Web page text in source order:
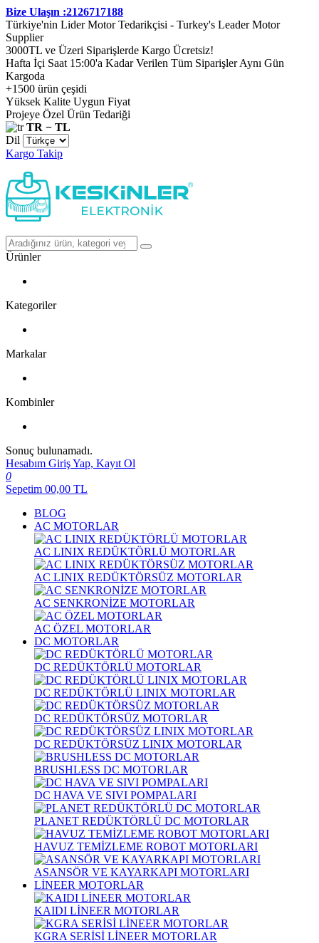
Bize Ulaşın :2126717188
Türkiye'nin Lider Motor Tedarikçisi - Turkey's Leader Motor
Supplier
3000TL ve Üzeri Siparişlerde Kargo Ücretsiz!
Hafta İçi Saat 15:00'a Kadar Verilen Tüm Siparişler Aynı Gün
Kargoda
+1500 ürün çeşidi
Yüksek Kalite Uygun Fiyat
Projeye Özel Ürün Tedariği
TR − TL
Dil
Kargo Takip
Ürünler
Kategoriler
Markalar
Kombinler
Sonuç bulunamadı.
Hesabım Giriş Yap, Kayıt Ol
0
Sepetim 00,00 TL
BLOG
AC MOTORLAR
AC LINIX REDÜKTÖRLÜ MOTORLAR
AC LINIX REDÜKTÖRSÜZ MOTORLAR
AC SENKRONİZE MOTORLAR
AC ÖZEL MOTORLAR
DC MOTORLAR
DC REDÜKTÖRLÜ MOTORLAR
DC REDÜKTÖRLÜ LINIX MOTORLAR
DC REDÜKTÖRSÜZ MOTORLAR
DC REDÜKTÖRSÜZ LINIX MOTORLAR
BRUSHLESS DC MOTORLAR
DC HAVA VE SIVI POMPALARI
PLANET REDÜKTÖRLÜ DC MOTORLAR
HAVUZ TEMİZLEME ROBOT MOTORLARI
ASANSÖR VE KAYARKAPI MOTORLARI
LİNEER MOTORLAR
KAIDI LİNEER MOTORLAR
KGRA SERİSİ LİNEER MOTORLAR